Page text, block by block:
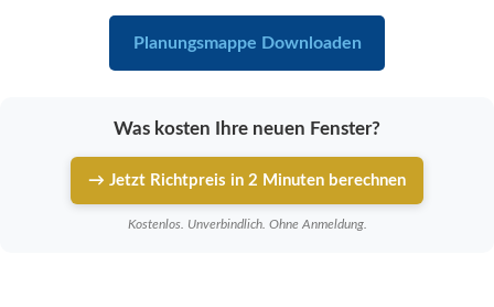
Planungsmappe Downloaden
Was kosten Ihre neuen Fenster?
→ Jetzt Richtpreis in 2 Minuten berechnen
Kostenlos. Unverbindlich. Ohne Anmeldung.